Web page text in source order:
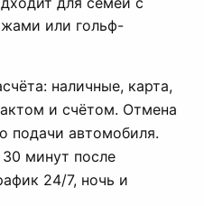
или гольф-
наличные, карта,
и счётом. Отмена
подачи автомобиля.
минут после
24/7, ночь и